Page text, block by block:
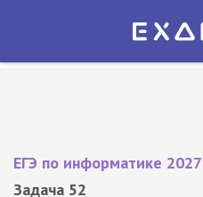
Экзамер — ЕГЭ 2027
ЕГЭ по информатике 2027
Задача 52